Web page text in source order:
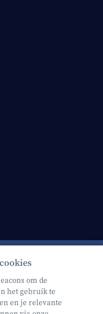
om de
het gebruik te
en je relevante